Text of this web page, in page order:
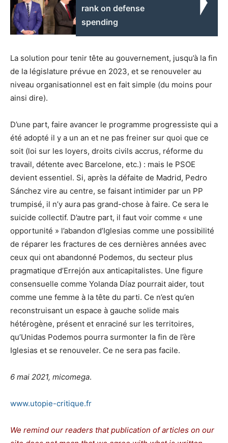
rank on defense
spending
La solution pour tenir tête au gouvernement, jusqu’à la fin
de la législature prévue en 2023, et se renouveler au
niveau organisationnel est en fait simple (du moins pour
ainsi dire).
D’une part, faire avancer le programme progressiste qui a
été adopté il y a un an et ne pas freiner sur quoi que ce
soit (loi sur les loyers, droits civils accrus, réforme du
travail, détente avec Barcelone, etc.) : mais le PSOE
devient essentiel. Si, après la défaite de Madrid, Pedro
Sánchez vire au centre, se faisant intimider par un PP
trumpisé, il n’y aura pas grand-chose à faire. Ce sera le
suicide collectif. D’autre part, il faut voir comme « une
opportunité » l’abandon d’Iglesias comme une possibilité
de réparer les fractures de ces dernières années avec
ceux qui ont abandonné Podemos, du secteur plus
pragmatique d’Errejón aux anticapitalistes. Une figure
consensuelle comme Yolanda Díaz pourrait aider, tout
comme une femme à la tête du parti. Ce n’est qu’en
reconstruisant un espace à gauche solide mais
hétérogène, présent et enraciné sur les territoires,
qu’Unidas Podemos pourra surmonter la fin de l’ère
Iglesias et se renouveler. Ce ne sera pas facile.
6 mai 2021, micomega.
www.utopie-critique.fr
We remind our readers that publication of articles on our